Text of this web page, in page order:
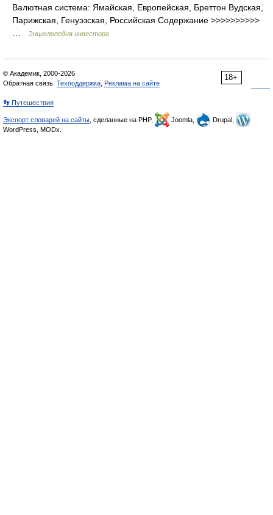
Валютная система: Ямайская, Европейская, Бреттон Вудская,
Парижская, Генуэзская, Российская Содержание >>>>>>>>>>
Энциклопедия инвестора
18+
© Академик, 2000-2026
Обратная связь: Техподдержка Реклама на сайте
👣 Путешествия
Экспорт словарей на сайты , сделанные на PHP, Joomla,
Drupal,
WordPress, MODx.